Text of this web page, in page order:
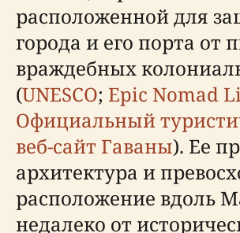
расположенной для
города и его порта от
враждебных
(UNESCO; Epic Nomad
Официальный
веб-сайт Гаваны). Ее
архитектура и
расположение вдоль
недалеко от